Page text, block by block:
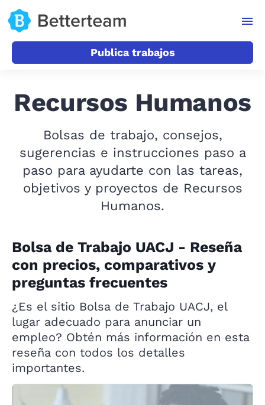
Publica trabajos
Recursos Humanos
Bolsas de trabajo, consejos,
sugerencias e instrucciones paso a
paso para ayudarte con las tareas,
objetivos y proyectos de Recursos
Humanos.
Bolsa de Trabajo UACJ - Reseña
con precios, comparativos y
preguntas frecuentes
¿Es el sitio Bolsa de Trabajo UACJ, el
lugar adecuado para anunciar un
empleo? Obtén más información en esta
reseña con todos los detalles
importantes.